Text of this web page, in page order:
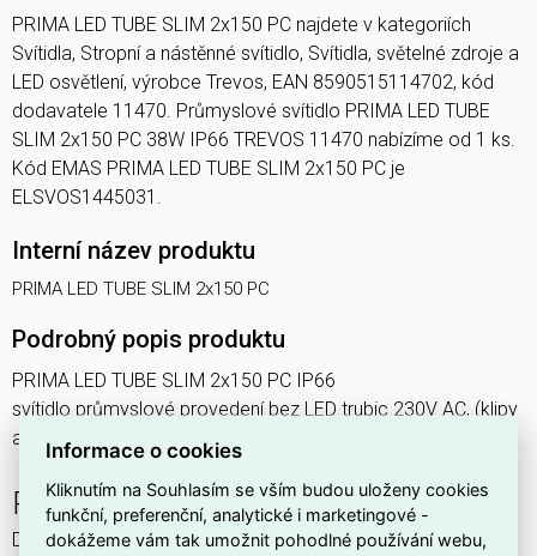
PRIMA LED TUBE SLIM 2x150 PC najdete v kategoriích
Svítidla, Stropní a nástěnné svítidlo, Svítidla, světelné zdroje a
LED osvětlení, výrobce Trevos, EAN 8590515114702, kód
dodavatele 11470. Průmyslové svítidlo PRIMA LED TUBE
SLIM 2x150 PC 38W IP66 TREVOS 11470 nabízíme od 1 ks.
Kód EMAS PRIMA LED TUBE SLIM 2x150 PC je
ELSVOS1445031.
Interní název produktu
PRIMA LED TUBE SLIM 2x150 PC
Podrobný popis produktu
PRIMA LED TUBE SLIM 2x150 PC IP66
svítidlo průmyslové provedení bez LED trubic 230V AC, (klipy
a distanční díly samostatně v sáčku uvnitř svítidla)
PRIMA LED TUBE
Dvouřadé plastové průmyslové LED svítidlo, s difuzorem z
Informace o cookies
Kliknutím na Souhlasím se vším budou uloženy cookies
funkční, preferenční, analytické i marketingové -
dokážeme vám tak umožnit pohodlné používání webu,